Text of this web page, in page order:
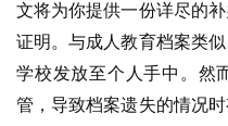
文将为你提供一份详尽的
证明。与成人教育档案类
学校发放至个人手中。然
管，导致档案遗失的情况